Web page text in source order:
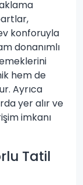
konforuyla
donanımlı
hem de
Ayrıca
yer alır ve
imkanı
Tatil